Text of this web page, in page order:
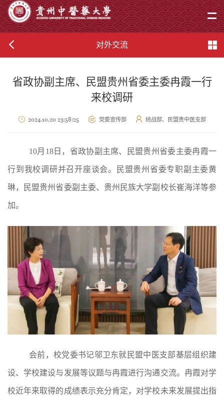
对外交流
省政协副主席、民盟贵州省委主委冉霞一行
来校调研
2024.10.20 23:58:25 党委宣传部 统战部、民盟贵中医支部
10月18日，省政协副主席、民盟贵州省委主委冉霞一
行到我校调研并召开座谈会。 民盟贵州省委专职副主委黄
琳， 民盟贵州省委副主委、贵州民族大学副校长崔海洋等参
加。
会前，校党委书记邬卫东就民盟中医支部基层组织建
设、学校建设与发展等议题与冉霞进行沟通交流。冉霞对学
校近年来取得的成绩表示充分肯定，对学校未来发展提出指